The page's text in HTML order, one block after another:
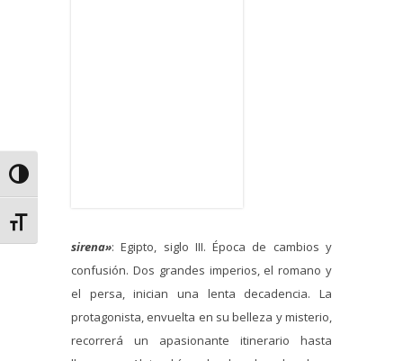
Alternar alto contraste
Alternar tamaño de letra
sirena»: Egipto, siglo III. Época de cambios y
confusión. Dos grandes imperios, el romano y
el persa, inician una lenta decadencia. La
protagonista, envuelta en su belleza y misterio,
recorrerá un apasionante itinerario hasta